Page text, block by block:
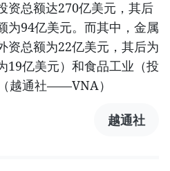
资总额达270亿美元，其后
为94亿美元。而其中，金属
资总额为22亿美元，其后为
19亿美元）和食品工业（投
越通社——VNA）
越通社